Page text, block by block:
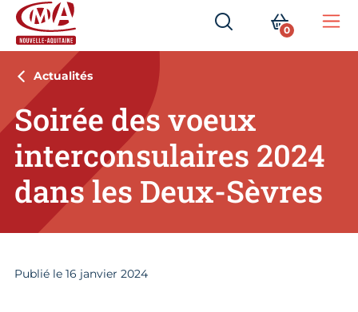
CMA Nouvelle-Aquitaine
RECHERCHER
MON
0
Actualités
Soirée des voeux
interconsulaires 2024
dans les Deux-Sèvres
Publié le 16 janvier 2024